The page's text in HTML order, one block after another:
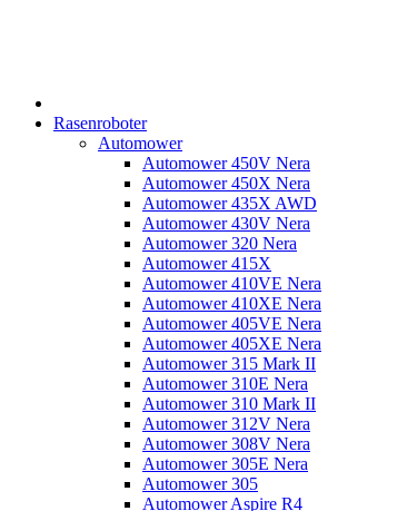
Rasenroboter
Automower
Automower 450V Nera
Automower 450X Nera
Automower 435X AWD
Automower 430V Nera
Automower 320 Nera
Automower 415X
Automower 410VE Nera
Automower 410XE Nera
Automower 405VE Nera
Automower 405XE Nera
Automower 315 Mark II
Automower 310E Nera
Automower 310 Mark II
Automower 312V Nera
Automower 308V Nera
Automower 305E Nera
Automower 305
Automower Aspire R4